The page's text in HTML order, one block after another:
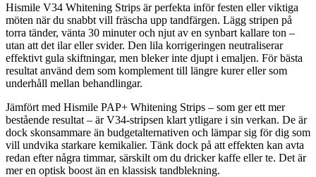
Hismile V34 Whitening Strips är perfekta inför festen eller viktiga
möten när du snabbt vill fräscha upp tandfärgen. Lägg stripen på
torra tänder, vänta 30 minuter och njut av en synbart kallare ton –
utan att det ilar eller svider. Den lila korrigeringen neutraliserar
effektivt gula skiftningar, men bleker inte djupt i emaljen. För bästa
resultat använd dem som komplement till längre kurer eller som
underhåll mellan behandlingar.
Jämfört med Hismile PAP+ Whitening Strips – som ger ett mer
bestående resultat – är V34-stripsen klart ytligare i sin verkan. De är
dock skonsammare än budgetalternativen och lämpar sig för dig som
vill undvika starkare kemikalier. Tänk dock på att effekten kan avta
redan efter några timmar, särskilt om du dricker kaffe eller te. Det är
mer en optisk boost än en klassisk tandblekning.